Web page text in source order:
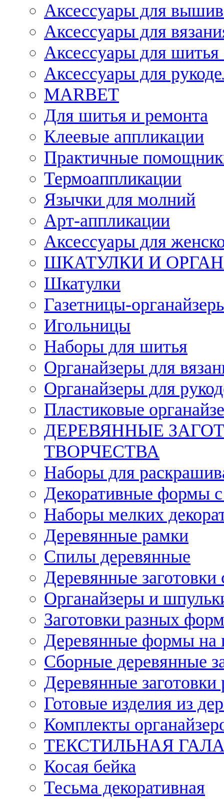
Аксессуары для
Аксессуары для
Аксессуары для
Аксессуары для
MARBET
Для шитья и ремонта
Клеевые аппликации
Практичные
Термоаппликации
Язычки для молний
Арт-аппликации
Аксессуары для
ШКАТУЛКИ И
Шкатулки
Газетницы-
Игольницы
Наборы для шитья
Органайзеры для
Органайзеры для
Пластиковые
ДЕРЕВЯННЫЕ
ТВОРЧЕСТВА
Наборы для
Декоративные формы с
Наборы мелких
Деревянные рамки
Спилы деревянные
Деревянные заготовки
Органайзеры и
Заготовки разных
Деревянные формы на
Сборные деревянные
Деревянные заготовки
Готовые изделия из
Комплекты
ТЕКСТИЛЬНАЯ
Косая бейка
Тесьма декоративная